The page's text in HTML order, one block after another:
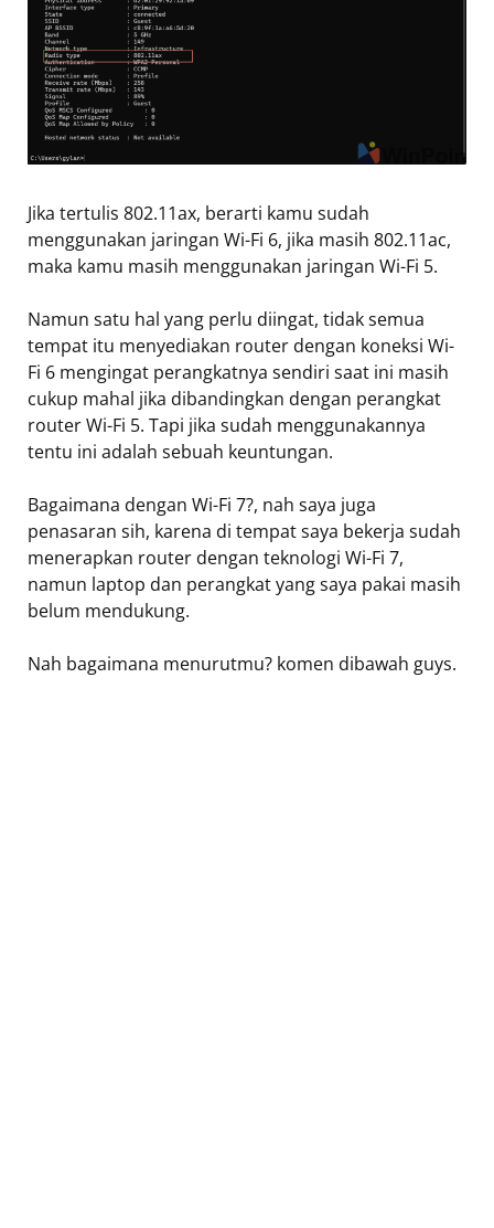
Jika tertulis 802.11ax, berarti kamu sudah
menggunakan jaringan Wi-Fi 6, jika masih 802.11ac,
maka kamu masih menggunakan jaringan Wi-Fi 5.
Namun satu hal yang perlu diingat, tidak semua
tempat itu menyediakan router dengan koneksi Wi-
Fi 6 mengingat perangkatnya sendiri saat ini masih
cukup mahal jika dibandingkan dengan perangkat
router Wi-Fi 5. Tapi jika sudah menggunakannya
tentu ini adalah sebuah keuntungan.
Bagaimana dengan Wi-Fi 7?, nah saya juga
penasaran sih, karena di tempat saya bekerja sudah
menerapkan router dengan teknologi Wi-Fi 7,
namun laptop dan perangkat yang saya pakai masih
belum mendukung.
Nah bagaimana menurutmu? komen dibawah guys.